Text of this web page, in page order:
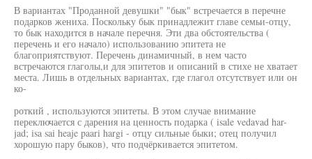
В вариантах "Проданной девушки" "бык" встречается в перечне
подарков жениха. Поскольку бык принадлежит главе семьи-отцу,
то бык находится в начале перечня. Эти два обстоятельства (
перечень и его начало) использованию эпитета не
благоприятствуют. Перечень динамичный, в нем часто
встречаются глаголы,и для эпитетов и описаний в стихе не хватает
места. Лишь в отдельных вариантах, где глагол отсутствует или он
ко-
роткий , используются эпитеты. В этом случае внимание
переключается с дарения на ценность подарка ( isale vedavad har-
jad; isa sai heaje paari hargi - отцу сильные быки; отец получил
хорошую пару быков), что подчёркивается эпитетом.